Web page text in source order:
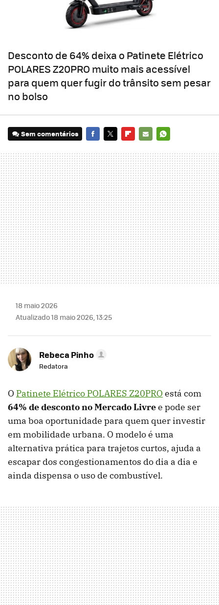
Desconto de 64% deixa o Patinete Elétrico
POLARES Z20PRO muito mais acessível
para quem quer fugir do trânsito sem pesar
no bolso
Sem comentários
MAIL
18 maio 2026
Atualizado 18 maio 2026, 13:25
Rebeca Pinho
Redatora
O Patinete Elétrico POLARES Z20PRO está com
64% de desconto no Mercado Livree pode ser
uma boa oportunidade para quem quer investir
em mobilidade urbana. O modelo é uma
alternativa prática para trajetos curtos, ajuda a
escapar dos congestionamentos do dia a dia e
ainda dispensa o uso de combustível.